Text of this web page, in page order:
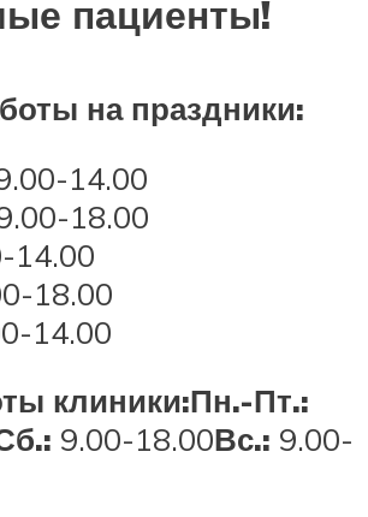
пациенты!
на праздники:
14.00
18.00
14.00
18.00
14.00
клиники:Пн.-Пт.:
9.00-18.00Вс.: 9.00-